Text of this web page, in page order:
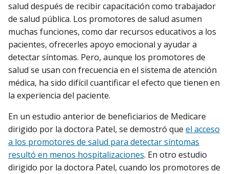
salud después de recibir capacitación como trabajador
de salud pública. Los promotores de salud asumen
muchas funciones, como dar recursos educativos a los
pacientes, ofrecerles apoyo emocional y ayudar a
detectar síntomas. Pero, aunque los promotores de
salud se usan con frecuencia en el sistema de atención
médica, ha sido difícil cuantificar el efecto que tienen en
la experiencia del paciente.
En un estudio anterior de beneficiarios de Medicare
dirigido por la doctora Patel, se demostró que el acceso
a los promotores de salud para detectar síntomas
resultó en menos hospitalizaciones. En otro estudio
dirigido por la doctora Patel, cuando los promotores de